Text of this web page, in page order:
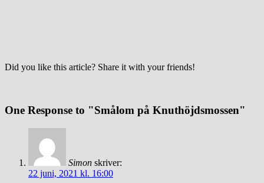
Did you like this article? Share it with your friends!
One Response to "Smålom på Knuthöjdsmossen"
Simon skriver:
22 juni, 2021 kl. 16:00